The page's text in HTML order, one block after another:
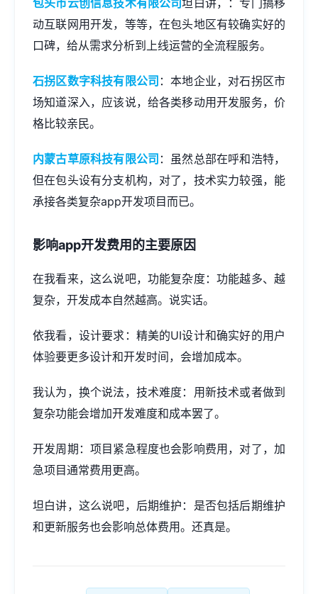
包头市云创信息技术有限公司坦白讲，：专门搞移
动互联网用开发，等等，在包头地区有较确实好的
口碑，给从需求分析到上线运营的全流程服务。
石拐区数字科技有限公司 ：本地企业，对石拐区市
场知道深入，应该说，给各类移动用开发服务，价
格比较亲民。
内蒙古草原科技有限公司 ：虽然总部在呼和浩特，
但在包头设有分支机构，对了，技术实力较强，能
承接各类复杂app开发项目而已。
影响app开发费用的主要原因
在我看来，这么说吧，功能复杂度：功能越多、越
复杂，开发成本自然越高。说实话。
依我看，设计要求：精美的UI设计和确实好的用户
体验要更多设计和开发时间，会增加成本。
我认为，换个说法，技术难度：用新技术或者做到
复杂功能会增加开发难度和成本罢了。
开发周期：项目紧急程度也会影响费用，对了，加
急项目通常费用更高。
坦白讲，这么说吧，后期维护：是否包括后期维护
和更新服务也会影响总体费用。还真是。